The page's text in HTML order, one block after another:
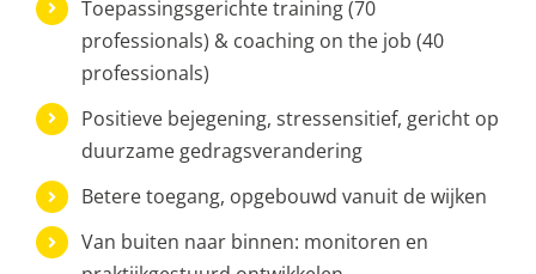
Toepassingsgerichte training (70
professionals) & coaching on the job (40
professionals)
Positieve bejegening, stressensitief, gericht op
duurzame gedragsverandering
Betere toegang, opgebouwd vanuit de wijken
Van buiten naar binnen: monitoren en